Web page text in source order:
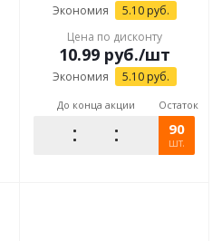
Экономия 5.10руб.
Цена по дисконту
10.99руб./шт
Экономия 5.10руб.
До конца акции Остаток
90
шт.